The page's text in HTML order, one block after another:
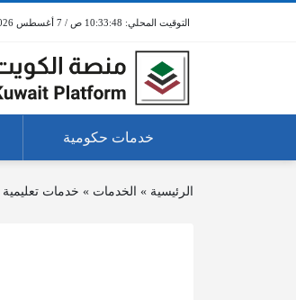
10:33:48 ص / 7 أغسطس 2026
خدمات حكومية
الرئيسية » الخدمات » خدمات تعليمية